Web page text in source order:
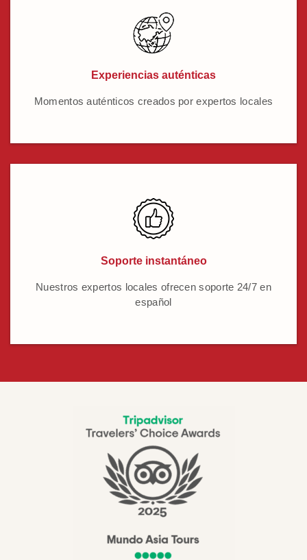
Experiencias auténticas
Momentos auténticos creados por expertos locales
Soporte instantáneo
Nuestros expertos locales ofrecen soporte 24/7 en
español